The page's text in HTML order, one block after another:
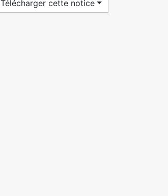
Télécharger cette notice